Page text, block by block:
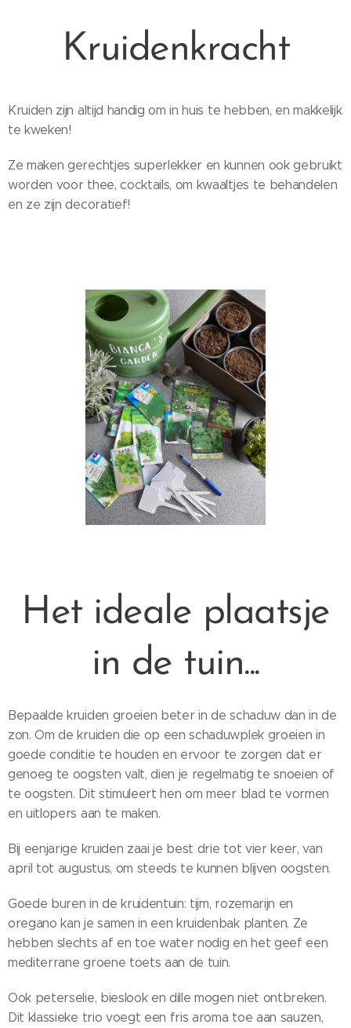
Kruidenkracht
Kruiden zijn altijd handig om in huis te hebben, en makkelijk
te kweken!
Ze maken gerechtjes superlekker en kunnen ook gebruikt
worden voor thee, cocktails, om kwaaltjes te behandelen
en ze zijn decoratief!
Het ideale plaatsje
in de tuin...
Bepaalde kruiden groeien beter in de schaduw dan in de
zon. Om de kruiden die op een schaduwplek groeien in
goede conditie te houden en ervoor te zorgen dat er
genoeg te oogsten valt, dien je regelmatig te snoeien of
te oogsten. Dit stimuleert hen om meer blad te vormen
en uitlopers aan te maken.
Bij eenjarige kruiden zaai je best drie tot vier keer, van
april tot augustus, om steeds te kunnen blijven oogsten.
Goede buren in de kruidentuin: tijm, rozemarijn en
oregano kan je samen in een kruidenbak planten. Ze
hebben slechts af en toe water nodig en het geef een
mediterrane groene toets aan de tuin.
Ook peterselie, bieslook en dille mogen niet ontbreken.
Dit klassieke trio voegt een fris aroma toe aan sauzen,